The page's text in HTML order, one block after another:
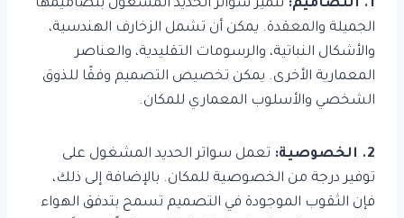
1. التصاميم:
تتميز سواتر الحديد المشغول بتصاميمها
الجميلة والمعقدة. يمكن أن تشمل الزخارف الهندسية،
والأشكال النباتية، والرسومات التقليدية، والعناصر
المعمارية الأخرى. يمكن تخصيص التصميم وفقًا للذوق
الشخصي والأسلوب المعماري للمكان.
2. الخصوصية:
تعمل سواتر الحديد المشغول على
توفير درجة من الخصوصية للمكان. بالإضافة إلى ذلك،
فإن الثقوب الموجودة في التصميم تسمح بتدفق الهواء